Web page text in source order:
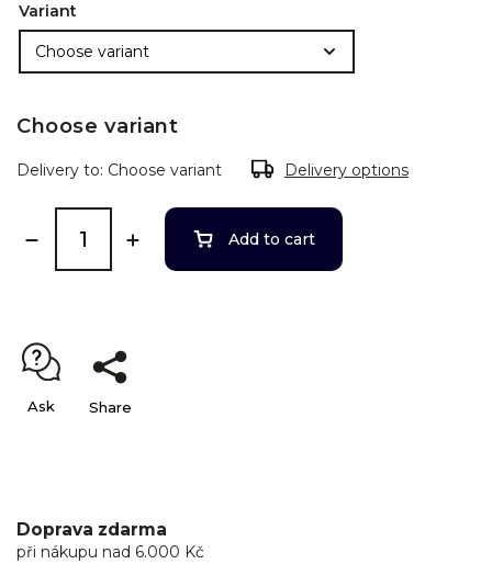
Variant
Choose variant
Delivery to: Choose variant Delivery options
Add to cart
Ask Share
Doprava zdarma
při nákupu nad 6.000 Kč